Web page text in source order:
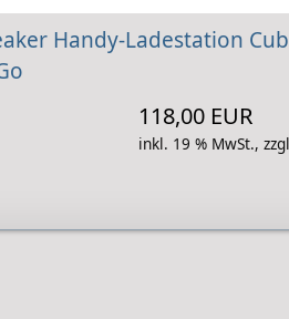
Handy-Ladestation
118,00 EUR
inkl. 19 % MwSt.,